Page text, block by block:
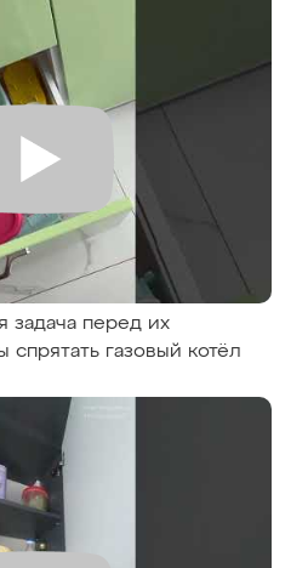
задача перед их
спрятать газовый котёл